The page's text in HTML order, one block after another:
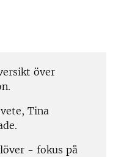
över
Tina
- fokus på